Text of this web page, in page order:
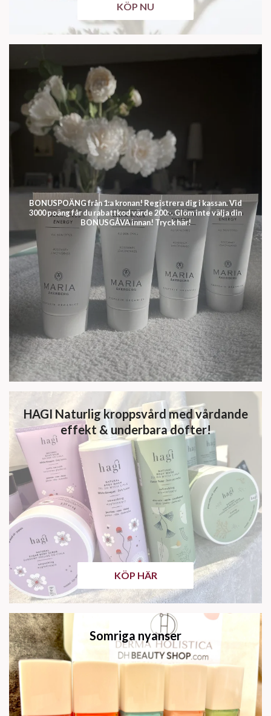
KÖP NU
BONUSPOÄNG från 1:a kronan! Registrera dig i kassan. Vid
3000 poäng får du rabattkod värde 200:-. Glöm inte välja din
BONUSGÅVA innan! Tryck här!
HAGI Naturlig kroppsvård med vårdande
effekt & underbara dofter!
KÖP HÄR
Somriga nyanser